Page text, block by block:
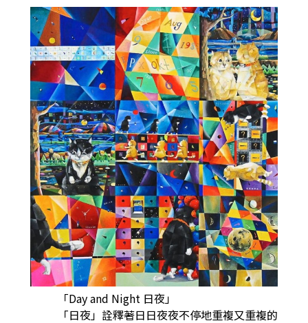
「Day and Night 日夜」
「日夜」詮釋著日日夜夜不停地重複又重複的